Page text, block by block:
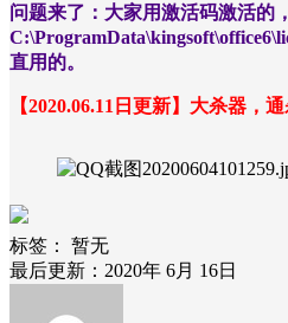
问题来了：大家用激活码激活的
直用的。
【2020.06.11日更新】大杀器
标签：
暂无
最后更新：2020年 6月 16日